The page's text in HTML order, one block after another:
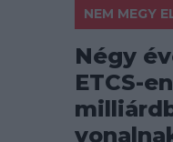
NEM MEGY
Négy
ETCS-